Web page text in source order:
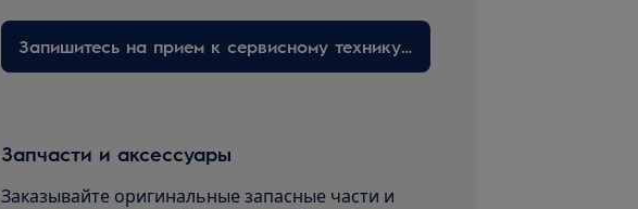
Запишитесь на прием к сервисному технику здесь
Запчасти и аксессуары
Заказывайте оригинальные запасные части и